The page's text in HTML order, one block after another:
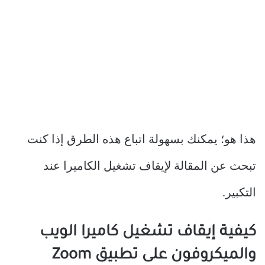
هذا هو؛ يمكنك بسهولة اتباع هذه الطرق إذا كنت
تبحث عن المقالة لإيقاف تشغيل الكاميرا عند
التكبير.
كيفية إيقاف تشغيل كاميرا الويب
والميكروفون على تطبيق Zoom